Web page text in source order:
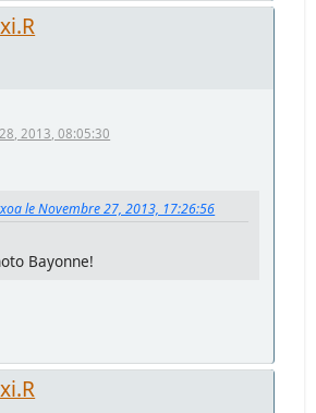
2013, 08:05:30
le Novembre 27, 2013, 17:26:56
Bayonne!